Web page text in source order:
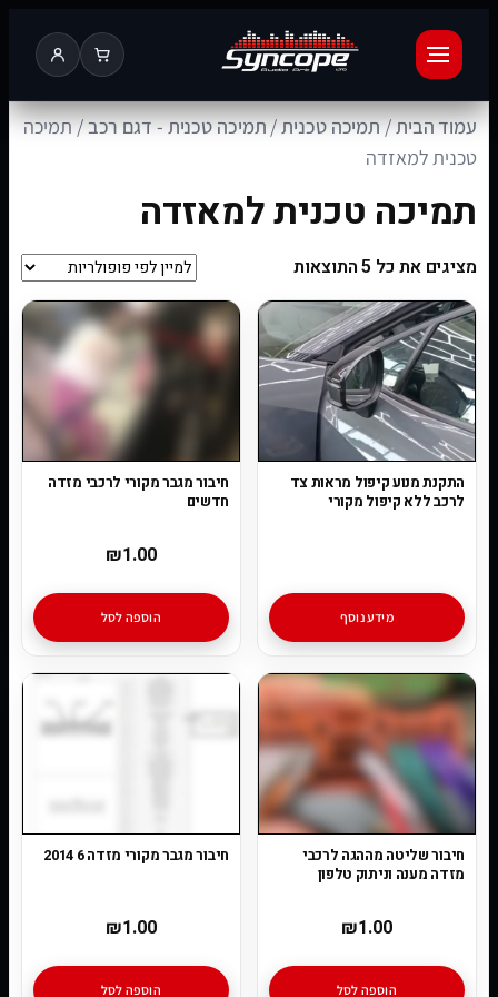
עמוד הבית/תמיכה טכנית/תמיכה טכנית - דגם רכב/ תמיכה
טכנית למאזדה
תמיכה טכנית למאזדה
מציגים את כל ⁦5⁩ התוצאות
התקנת מנוע קיפול מראות צד
לרכב ללא קיפול מקורי
מידע נוסף
חיבור מגבר מקורי לרכבי מזדה
חדשים
₪1.00
הוספה לסל
חיבור שליטה מההגה לרכבי
מזדה מענה וניתוק טלפון
₪1.00
הוספה לסל
חיבור מגבר מקורי מזדה 6 2014
₪1.00
הוספה לסל